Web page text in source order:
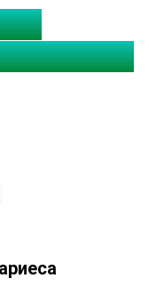
гигиена